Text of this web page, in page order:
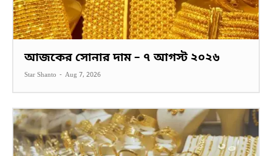
আজকের সোনার দাম – ৭ আগস্ট ২০২৬
Star Shanto - Aug 7, 2026